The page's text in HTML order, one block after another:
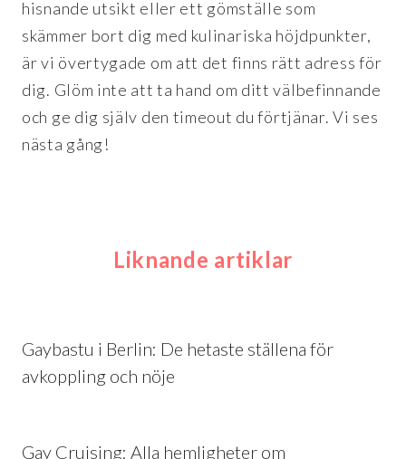
hisnande utsikt eller ett gömställe som
skämmer bort dig med kulinariska höjdpunkter,
är vi övertygade om att det finns rätt adress för
dig. Glöm inte att ta hand om ditt välbefinnande
och ge dig själv den timeout du förtjänar. Vi ses
nästa gång!
Liknande artiklar
Gaybastu i Berlin: De hetaste ställena för
avkoppling och nöje
Gay Cruising: Alla hemligheter om